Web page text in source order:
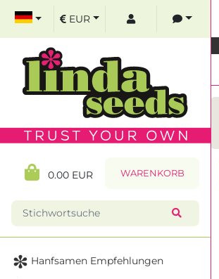
EUR
0.00 EUR WARENKORB
Hanfsamen Empfehlungen